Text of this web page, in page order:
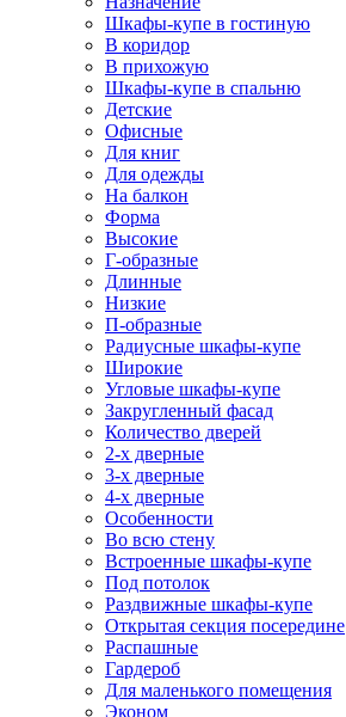
Шкафы-купе в гостиную
В коридор
В прихожую
Шкафы-купе в спальню
Детские
Офисные
Для книг
Для одежды
На балкон
Форма
Высокие
Г-образные
Длинные
Низкие
П-образные
Радиусные шкафы-купе
Широкие
Угловые шкафы-купе
Закругленный фасад
Количество дверей
2-х дверные
3-х дверные
4-х дверные
Особенности
Во всю стену
Встроенные шкафы-купе
Под потолок
Раздвижные шкафы-купе
Открытая секция посередине
Распашные
Гардероб
Для маленького помещения
Эконом